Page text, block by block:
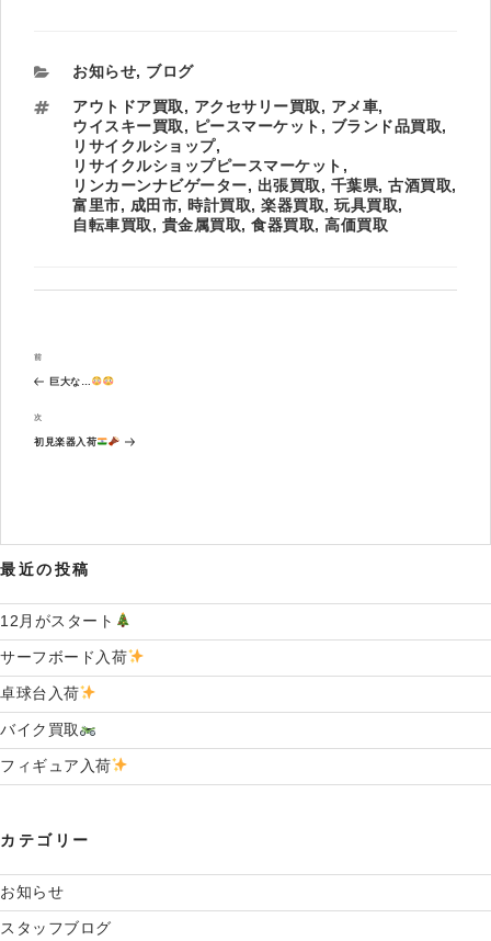
カ
ゴ
リ
ー
お知らせ, ブログ
タ
グ
アウトドア買取, アクセサリー買取, アメ車,
ウイスキー買取, ピースマーケット , ブランド品買取,
リサイクルショップ,
リサイクルショップピースマーケット ,
リンカーンナビゲーター, 出張買取, 千葉県, 古酒買取,
富里市, 成田市, 時計買取, 楽器買取, 玩具買取,
自転車買取, 貴金属買取, 食器買取, 高価買取
稿
ナ
ゲ
ー
過
去
投
稿
前
巨大な…
次
の
次
初見楽器入荷
最近の投稿
12月がスタート
サーフボード入荷
卓球台入荷
バイク買取
フィギュア入荷
カテゴリー
お知らせ
スタッフブログ